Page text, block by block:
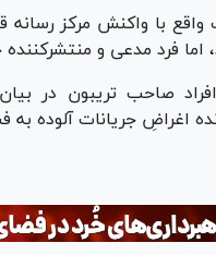
با واکنش مرکز رسانه
فرد مدعی و منتشرکننده
صاحب تریبون در
اغراضِ جریانات آلوده به